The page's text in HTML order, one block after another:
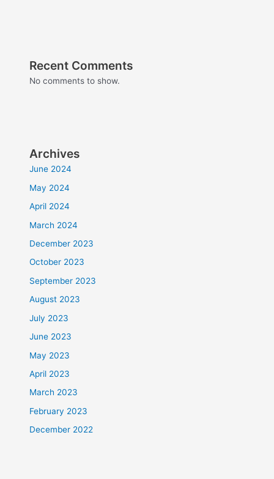
Recent Comments
No comments to show.
Archives
June 2024
May 2024
April 2024
March 2024
December 2023
October 2023
September 2023
August 2023
July 2023
June 2023
May 2023
April 2023
March 2023
February 2023
December 2022